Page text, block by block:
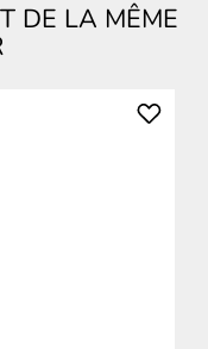
DE LA MÊME